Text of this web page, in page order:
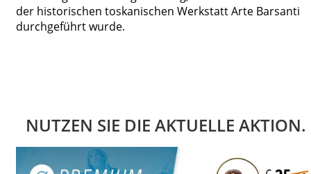
der historischen toskanischen Werkstatt Arte Barsanti
durchgeführt wurde.
NUTZEN SIE DIE AKTUELLE AKTION.